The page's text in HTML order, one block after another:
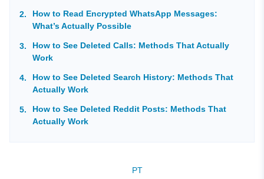
How to Read Encrypted WhatsApp Messages:
What’s Actually Possible
How to See Deleted Calls: Methods That Actually
Work
How to See Deleted Search History: Methods That
Actually Work
How to See Deleted Reddit Posts: Methods That
Actually Work
PT